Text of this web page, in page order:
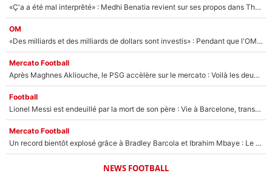
«Ç'a a été mal interprêté» : Medhi Benatia revient sur ses propos dans The Bridge et précise ses conditions pour rejoindre le PSG !
OM
«Des milliards et des milliards de dollars sont investis» : Pendant que l'OM est en pleine crise financière, Frank McCourt lance un nouveau projet à 260M€ !
Mercato Football
Après Maghnes Akliouche, le PSG accèlère sur le mercato : Voilà les deux nouvelles recrues qui vont signer la semaine prochaine ?
Football
Lionel Messi est endeuillé par la mort de son père : Vie à Barcelone, transfert au PSG... voilà comment Jorge Messi a joué un rôle essentiel dans sa carrière !
Mercato Football
Un record bientôt explosé grâce à Bradley Barcola et Ibrahim Mbaye : Le PSG sur le point de réaliser un mercato historique ?
NEWS FOOTBALL